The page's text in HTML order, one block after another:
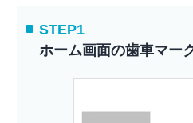
STEP1
ホーム画面の歯車マー